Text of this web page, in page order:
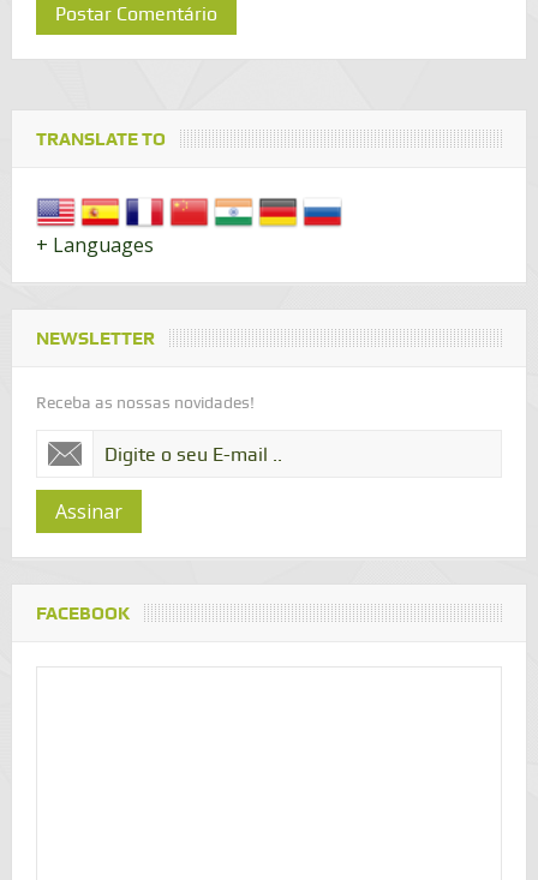
TRANSLATE TO
+ Languages
NEWSLETTER
Receba as nossas novidades!
Assinar
FACEBOOK